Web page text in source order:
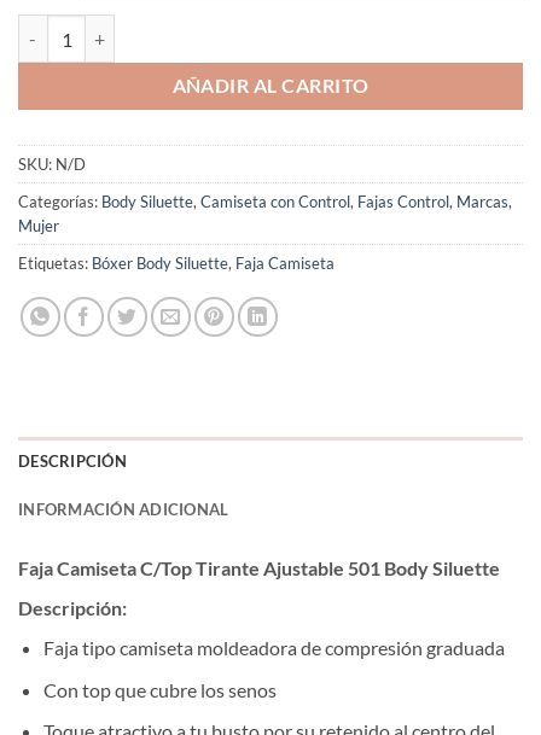
AÑADIR AL CARRITO
SKU: N/D
Categorías: Body Siluette, Camiseta con Control, Fajas Control, Marcas,
Mujer
Etiquetas: Bóxer Body Siluette, Faja Camiseta
DESCRIPCIÓN
INFORMACIÓN ADICIONAL
Faja Camiseta C/Top Tirante Ajustable 501 Body Siluette
Descripción:
Faja tipo camiseta moldeadora de compresión graduada
Con top que cubre los senos